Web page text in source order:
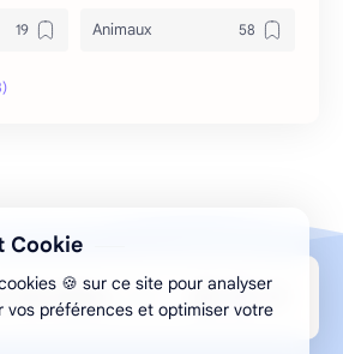
Animaux
Chine
Cookie
🍪 sur ce site pour analyser
vos préférences et optimiser votre